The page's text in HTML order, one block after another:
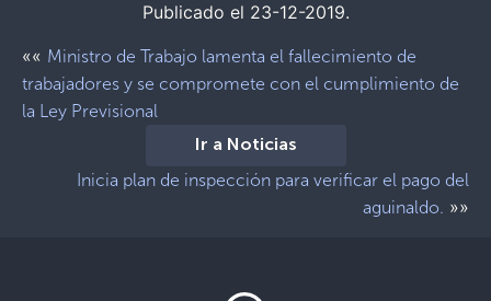
Publicado el 23-12-2019.
«« Ministro de Trabajo lamenta el fallecimiento de
trabajadores y se compromete con el cumplimiento de
la Ley Previsional
Ir a Noticias
Inicia plan de inspección para verificar el pago del
aguinaldo. »»